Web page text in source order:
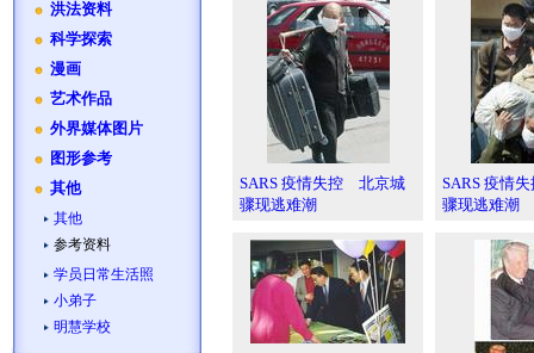
洪法资料
科学探索
漫画
艺术作品
外界媒体图片
图形参考
其他
其他
参考资料
学员日常生活照
小弟子
明慧学校
SARS 疫情失控 北京城
骤现逃难潮
SARS 疫情
骤现逃难潮